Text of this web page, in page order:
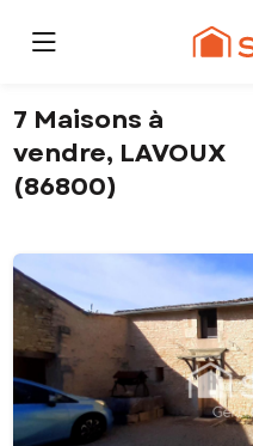
7 Maisons à
vendre, LAVOUX
(86800)